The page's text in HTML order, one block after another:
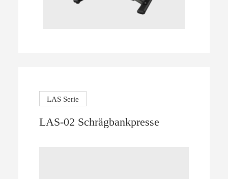
LAS Serie
LAS-02 Schrägbankpresse